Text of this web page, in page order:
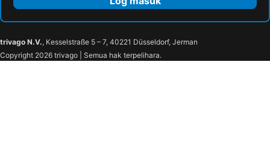
trivago N.V., Kesselstraße 5 – 7, 40221 Düsseldorf, Jerman
Copyright 2026 trivago | Semua hak terpelihara.